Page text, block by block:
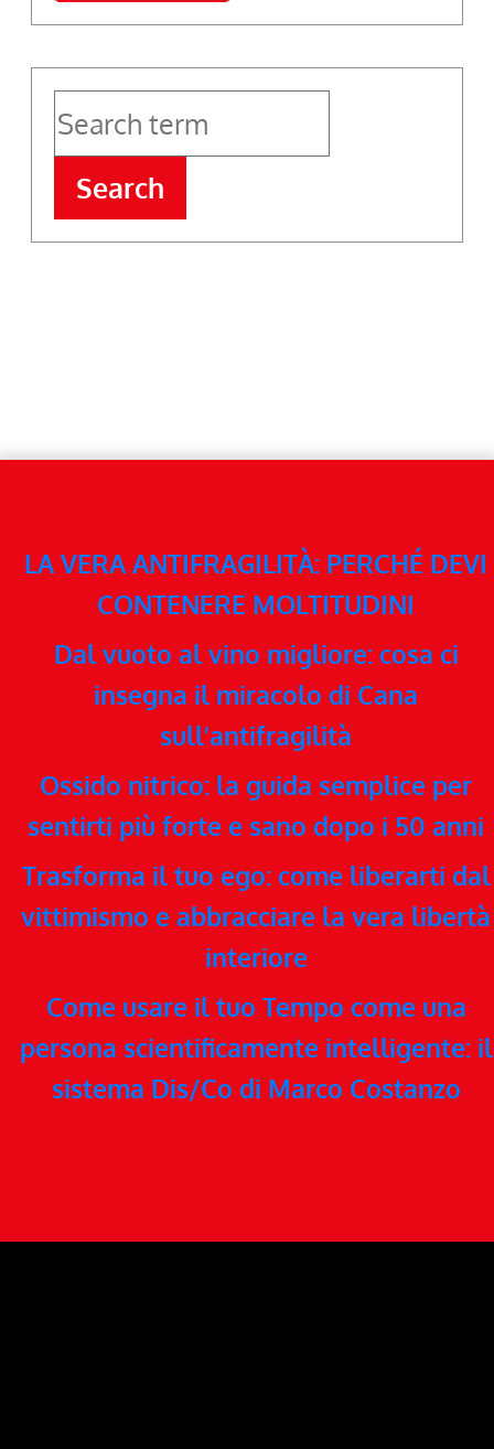
Search
LA VERA ANTIFRAGILITÀ: PERCHÉ DEVI
CONTENERE MOLTITUDINI
Dal vuoto al vino migliore: cosa ci
insegna il miracolo di Cana
sull’antifragilità
Ossido nitrico: la guida semplice per
sentirti più forte e sano dopo i 50 anni
Trasforma il tuo ego: come liberarti dal
vittimismo e abbracciare la vera libertà
interiore
Come usare il tuo Tempo come una
persona scientificamente intelligente: il
sistema Dis/Co di Marco Costanzo